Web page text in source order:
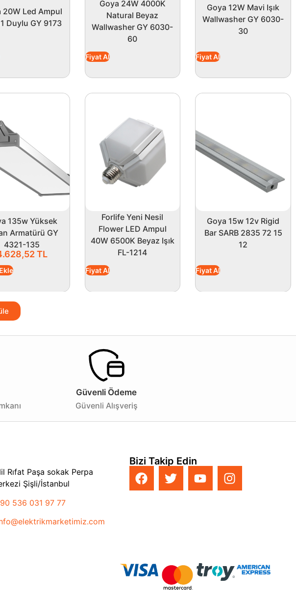
20W Led Ampul
Duylu GY 9173
Goya 24W 4000K
Natural Beyaz
Wallwasher GY 6030-
60
Fiyat Al
Goya 12W Mavi Işık
Wallwasher GY 6030-
30
Fiyat Al
135w Yüksek
Armatürü GY
4321-135
TL
Forlife Yeni Nesil
Flower LED Ampul
40W 6500K Beyaz Işık
FL-1214
Fiyat Al
Goya 15w 12v Rigid
Bar SARB 2835 72 15
12
Fiyat Al
Güvenli Ödeme
Güvenli Alışveriş
Rıfat Paşa sokak Perpa
Şişli/İstanbul
536 031 97 77
Bizi Takip Edin